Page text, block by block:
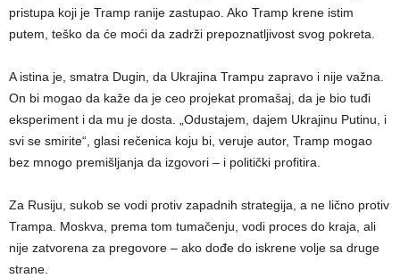
pristupa koji je Tramp ranije zastupao. Ako Tramp krene istim
putem, teško da će moći da zadrži prepoznatljivost svog pokreta.
A istina je, smatra Dugin, da Ukrajina Trampu zapravo i nije važna.
On bi mogao da kaže da je ceo projekat promašaj, da je bio tuđi
eksperiment i da mu je dosta. „Odustajem, dajem Ukrajinu Putinu, i
svi se smirite“, glasi rečenica koju bi, veruje autor, Tramp mogao
bez mnogo premišljanja da izgovori – i politički profitira.
Za Rusiju, sukob se vodi protiv zapadnih strategija, a ne lično protiv
Trampa. Moskva, prema tom tumačenju, vodi proces do kraja, ali
nije zatvorena za pregovore – ako dođe do iskrene volje sa druge
strane.